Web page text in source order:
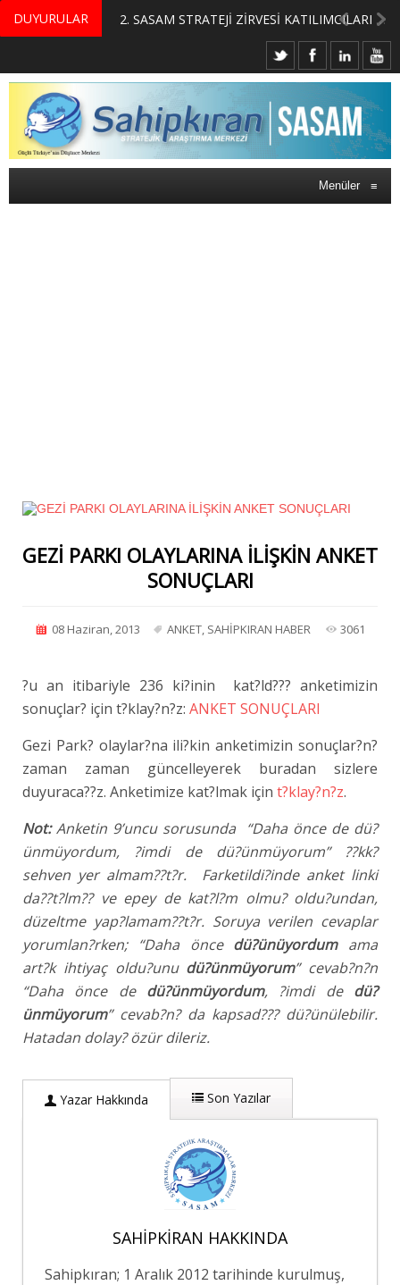
DUYURULAR
MERKEZİMİZ BÜNYESİNDE YETİŞTİRİLMEK ÜZERE GÖNÜLLÜ ÜLKE MASASI UZMANI VE UZMAN ADAYLARI ARIYORUZ 2. SASAM STRATEJİ ZİRVESİ KATILIMCILARI BELLİ OLDU
Menüler ≡
GEZİ PARKI OLAYLARINA İLİŞKİN ANKET
SONUÇLARI
08 Haziran, 2013 ANKET, SAHİPKIRAN HABER 3061
?u an itibariyle 236 ki?inin kat?ld??? anketimizin
sonuçlar? için t?klay?n?z: ANKET SONUÇLARI
Gezi Park? olaylar?na ili?kin anketimizin sonuçlar?n?
zaman zaman güncelleyerek buradan sizlere
duyuraca??z. Anketimize kat?lmak için t?klay?n?z.
Not:Anketin 9’uncu sorusunda “Daha önce de dü?
ünmüyordum, ?imdi de dü?ünmüyorum” ??kk?
sehven yer almam??t?r. Farketildi?inde anket linki
da??t?lm?? ve epey de kat?l?m olmu? oldu?undan,
düzeltme yap?lamam??t?r. Soruya verilen cevaplar
yorumlan?rken; “Daha önce dü?ünüyordumama
art?k ihtiyaç oldu?unu dü?ünmüyorum” cevab?n?n
“Daha önce de dü?ünmüyordum, ?imdi de dü?
ünmüyorum” cevab?n? da kapsad??? dü?ünülebilir.
Hatadan dolay? özür dileriz.
Yazar Hakkında Son Yazılar
SAHIPKIRAN HAKKINDA
Sahipkıran; 1 Aralık 2012 tarihinde kurulmuş,